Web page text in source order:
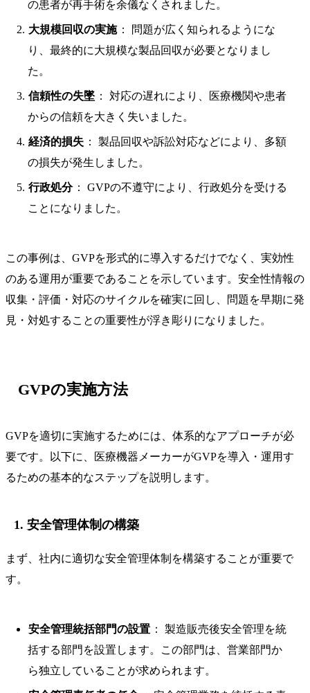
の患者が再手術を余儀なくされました。
大規模回収の実施 ： 問題が広く知られるようにな
り、最終的に大規模な製品回収が必要となりまし
た。
信頼性の失墜 ： 対応の遅れにより、医療機関や患者
からの信頼を大きく失いました。
経済的損失 ： 製品回収や訴訟対応などにより、多額
の損失が発生しました。
行政処分 ： GVPの不遵守により、行政処分を受ける
ことになりました。
この事例は、GVPを形式的に導入するだけでなく、実効性
のある運用が重要であることを示しています。安全性情報の
収集・評価・対応のサイクルを確実に回し、問題を早期に発
見・対処することの重要性が浮き彫りになりました。
GVPの実施方法
GVPを適切に実施するためには、体系的なアプローチが必
要です。以下に、医療機器メーカーがGVPを導入・運用す
るための基本的なステップを説明します。
1. 安全管理体制の構築
まず、社内に適切な安全管理体制を構築することが重要で
す。
安全管理統括部門の設置 ： 製造販売後安全管理を統
括する部門を設置します。この部門は、営業部門か
ら独立していることが求められます。